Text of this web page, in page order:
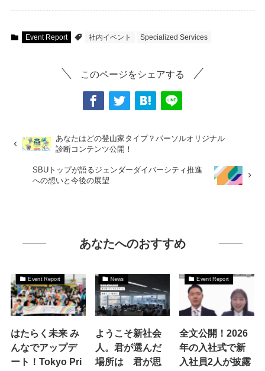
Event Report 社内イベント Specialized Services
このページをシェアする
あなたはどの登山家タイプ？パーソルオリジナル
診断コンテンツ公開！
SBUトップが語るジェンダーダイバーシティ推進
への想いと今後の展望
あなたへのおすすめ
Event Report
はたらく未来 み
んなでアップデ
ート！Tokyo Pri
News
ようこそ新社会
人。君が選んだ
場所は 君が思
Event Report
全文公開！2026
年の入社式で新
入社員2人が披露